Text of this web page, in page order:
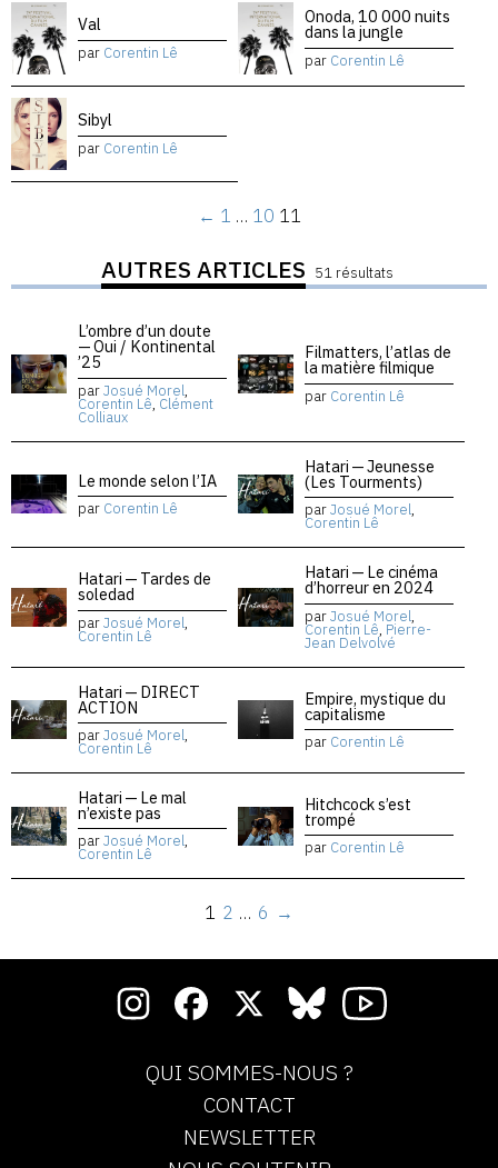
Val
par Corentin Lê
Onoda, 10 000 nuits
dans la jungle
par Corentin Lê
Sibyl
par Corentin Lê
← 1 … 10 11
AUTRES ARTICLES 51 résultats
L’ombre d’un doute
— Oui / Kontinental
’25
parJosué Morel,
Corentin Lê, Clément
Colliaux
Filmatters, l’atlas de
la matière filmique
par Corentin Lê
Le monde selon l’IA
par Corentin Lê
Hatari — Jeunesse
(Les Tourments)
parJosué Morel,
Corentin Lê
Hatari — Tardes de
soledad
parJosué Morel,
Corentin Lê
Hatari — Le cinéma
d’horreur en 2024
parJosué Morel,
Corentin Lê, Pierre-
Jean Delvolvé
Hatari — DIRECT
ACTION
parJosué Morel,
Corentin Lê
Empire, mystique du
capitalisme
par Corentin Lê
Hatari — Le mal
n’existe pas
parJosué Morel,
Corentin Lê
Hitchcock s’est
trompé
par Corentin Lê
1 2 … 6 →
QUI SOMMES-NOUS ?
CONTACT
NEWSLETTER